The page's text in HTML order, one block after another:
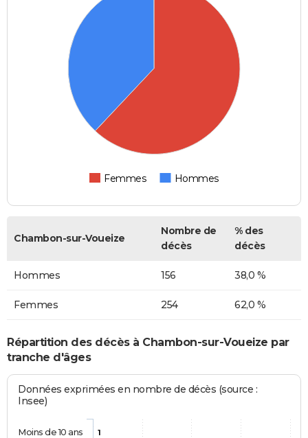
Femmes Hommes
Chambon-sur-Voueize
Nombre de
décès
% des
décès
Hommes 156 38,0 %
Femmes 254 62,0 %
Répartition des décès à Chambon-sur-Voueize par
tranche d'âges
Données exprimées en nombre de décès (source :
Insee)
1
Moins de 10 ans